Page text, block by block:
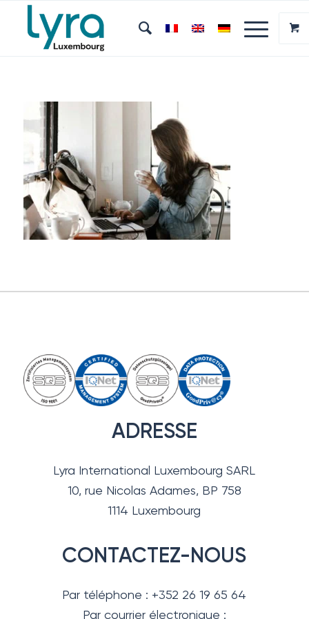
ADRESSE
Lyra International Luxembourg SARL
10, rue Nicolas Adames, BP 758
1114 Luxembourg
CONTACTEZ-NOUS
Par téléphone : +352 26 19 65 64
Par courrier électronique :